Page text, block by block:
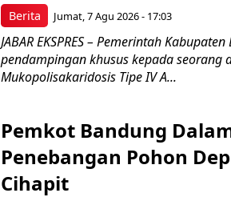
Berita Jumat, 7 Agu 2026 - 17:03
JABAR EKSPRES – Pemerintah
pendampingan khusus kepada seorang
Mukopolisakaridosis Tipe IV A...
Pemkot Bandung
Penebangan Pohon
Cihapit